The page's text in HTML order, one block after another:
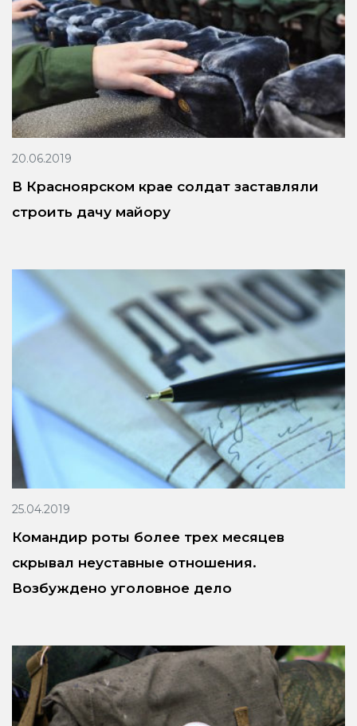
20.06.2019
В Красноярском крае солдат заставляли
строить дачу майору
25.04.2019
Командир роты более трех месяцев
скрывал неуставные отношения.
Возбуждено уголовное дело